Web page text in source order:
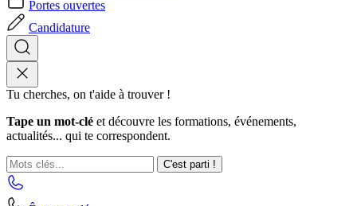
Portes ouvertes
Candidature
Tu cherches, on t'aide à trouver !
Tape un mot-clé et découvre les formations, événements,
actualités... qui te correspondent.
C'est parti !